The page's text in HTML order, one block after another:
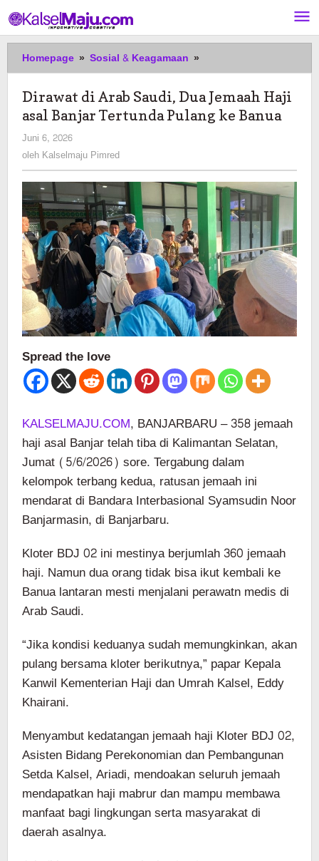
ke
konten
Homepage » Sosial & Keagamaan »
di
Arab
Saudi,
Dua
Banjar
Tertunda
Pulang
Banua
Dirawat di Arab Saudi, Dua Jemaah Haji
asal Banjar Tertunda Pulang ke Banua
Juni 6, 2026
Kalselmaju
Pimred
oleh Kalselmaju Pimred
Spread the love
KALSELMAJU.COM, BANJARBARU – 358 jemaah
haji asal Banjar telah tiba di Kalimantan Selatan,
Jumat (5/6/2026) sore. Tergabung dalam
kelompok terbang kedua, ratusan jemaah ini
mendarat di Bandara Interbasional Syamsudin Noor
Banjarmasin, di Banjarbaru.
Kloter BDJ 02 ini mestinya berjumlah 360 jemaah
haji. Namun dua orang tidak bisa ikut kembali ke
Banua lantaran mesti menjalani perawatn medis di
Arab Saudi.
“Jika kondisi keduanya sudah memungkinkan, akan
pulang bersama kloter berikutnya,” papar Kepala
Kanwil Kementerian Haji dan Umrah Kalsel, Eddy
Khairani.
Menyambut kedatangan jemaah haji Kloter BDJ 02,
Asisten Bidang Perekonomian dan Pembangunan
Setda Kalsel, Ariadi, mendoakan seluruh jemaah
mendapatkan haji mabrur dan mampu membawa
manfaat bagi lingkungan serta masyarakat di
daerah asalnya.